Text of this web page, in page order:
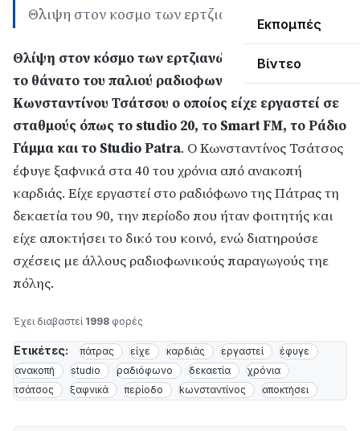
Εκπομπές
Βίντεο
Θλιψη στον κοσμο των ερτζιανων
Θλίψη στον κόσμο των ερτζιανών της Πάτρας από
το θάνατο του παλιού ραδιοφωνικού πραγωγού
Κωνσταντίνου Τσάτσου ο οποίος είχε εργαστεί σε
σταθμούς όπως το studio 20, το Smart FM, το Ράδιο
Γάμμα και το Studio Patra. O Kωνσταντίνος Τσάτσος
έφυγε ξαφνικά στα 40 του χρόνια από ανακοπή
καρδιάς. Είχε εργαστεί στο ραδιόφωνο της Πάτρας τη
δεκαετία του 90, την περίοδο που ήταν φοιτητής και
είχε αποκτήσει το δικό του κοινό, ενώ διατηρούσε
σχέσεις με άλλους ραδιοφωνικούς παραγωγούς τηε
πόλης.
Έχει διαβαστεί 1998 φορές
Ετικέτες: πάτρας είχε καρδιάς εργαστεί
έφυγε
ανακοπή
studio ραδιόφωνο δεκαετία
χρόνια
τσάτσος
ξαφνικά περίοδο kωνσταντίνος αποκτήσει